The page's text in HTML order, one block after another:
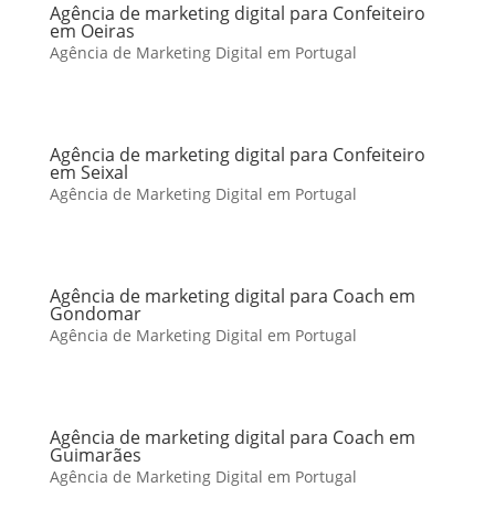
Agência de marketing digital para Confeiteiro
em Oeiras
Agência de Marketing Digital em Portugal
Agência de marketing digital para Confeiteiro
em Seixal
Agência de Marketing Digital em Portugal
Agência de marketing digital para Coach em
Gondomar
Agência de Marketing Digital em Portugal
Agência de marketing digital para Coach em
Guimarães
Agência de Marketing Digital em Portugal